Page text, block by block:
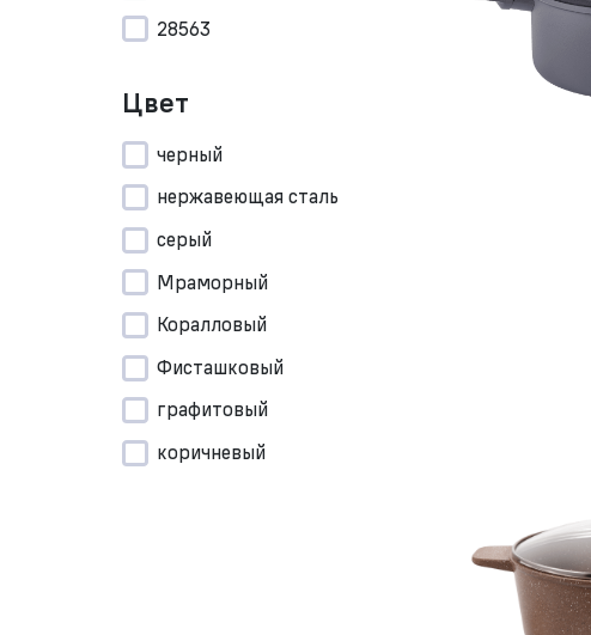
28563
Цвет
черный
нержавеющая сталь
серый
Мраморный
Коралловый
Фисташковый
графитовый
коричневый